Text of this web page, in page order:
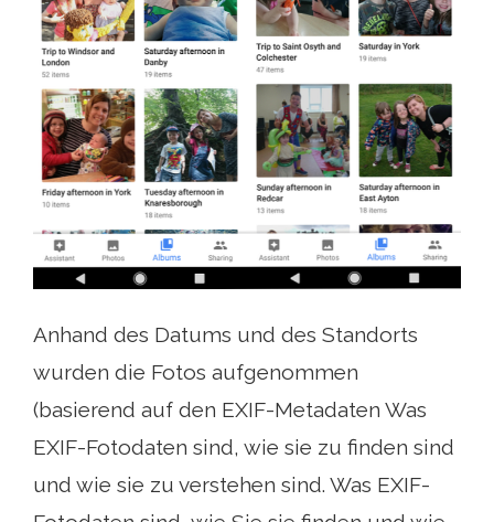
Anhand des Datums und des Standorts
wurden die Fotos aufgenommen
(basierend auf den EXIF-Metadaten Was
EXIF-Fotodaten sind, wie sie zu finden sind
und wie sie zu verstehen sind. Was EXIF-